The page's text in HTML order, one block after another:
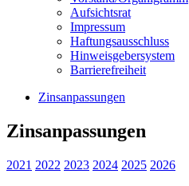
Aufsichtsrat
Impressum
Haftungsausschluss
Hinweisgebersystem
Barrierefreiheit
Zinsanpassungen
Zinsanpassungen
2021 2022 2023 2024 2025 2026